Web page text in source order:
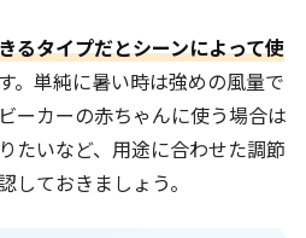
るタイプだとシーンによって使
。単純に暑い時は強めの風量で
ーカーの赤ちゃんに使う場合は
たいなど、用途に合わせた調節
しておきましょう。